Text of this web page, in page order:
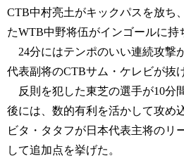
CTB中村亮土がキックパスを放ち
たWTB中野将伍がインゴールに持
24分にはテンポのいい連続攻撃
代表副将のCTBサム・ケレビが抜
反則を犯した東芝の選手が10分
後には、数的有利を活かして攻め
ビタ・タタフが日本代表主将のリ
して追加点を挙げた。